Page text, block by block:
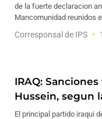
de la fuerte declaracion
Mancomunidad reunidos
Corresponsal de IPS
IRAQ:
Hussein, segun
El principal partido iraqui